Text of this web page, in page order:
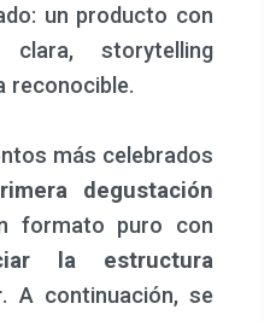
y una tercera
café, donde el
más intenso y
café.
en
elegante y
combinación de